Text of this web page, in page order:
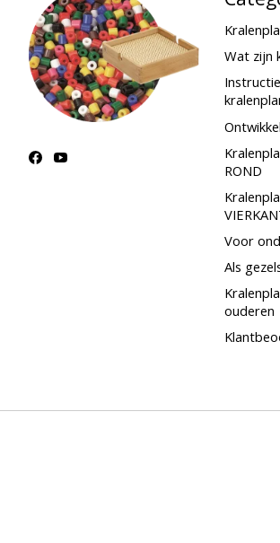
Wat zijn
ROND
Voor
Als
ouderen